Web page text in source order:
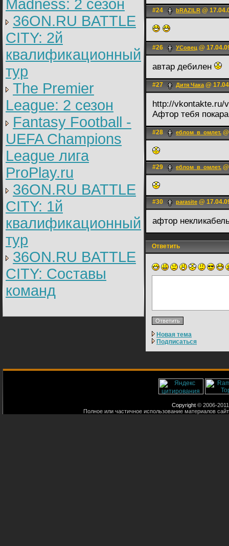
Madness: 2 сезон
36ON.RU BATTLE
CITY: 2й
квалификационный
тур
The Premier
League: 2 cезон
Fantasy Football -
UEFA Champions
League лига
ProPlay.ru
36ON.RU BATTLE
CITY: 1й
квалификационный
тур
36ON.RU BATTLE
CITY: Составы
команд
#24 bRAZILR @
#26 УСовец @
автар дебилен
#27 Дитя Чака@
http://vkontakte.ru/
Афтор тебя
#28 еблом_в_омлет.
#29 еблом_в_омлет.
#30 parasite @
афтор
Ответить
Новая тема
Подписаться
Copyright © 2006-
Полное или частичное использование материалов